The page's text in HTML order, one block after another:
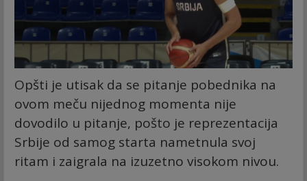
Opšti je utisak da se pitanje pobednika na
ovom meču nijednog momenta nije
dovodilo u pitanje, pošto je reprezentacija
Srbije od samog starta nametnula svoj
ritam i zaigrala na izuzetno visokom nivou.